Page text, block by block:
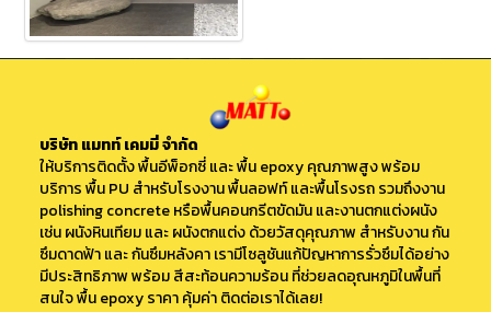
บริษัท แมทท์ เคมมี่ จำกัด
ให้บริการติดตั้งพื้นอีพ็อกซี่และ พื้น epoxy คุณภาพสูง พร้อม
บริการพื้น PU สำหรับโรงงาน พื้นลอฟท์ และพื้นโรงรถ รวมถึงงาน
polishing concreteหรือพื้นคอนกรีตขัดมัน และงานตกแต่งผนัง
เช่นผนังหินเทียมและ ผนังตกแต่ง ด้วยวัสดุคุณภาพ สำหรับงานกัน
ซึมดาดฟ้าและกันซึมหลังคาเรามีโซลูชันแก้ปัญหาการรั่วซึมได้อย่าง
มีประสิทธิภาพ พร้อม สีสะท้อนความร้อน ที่ช่วยลดอุณหภูมิในพื้นที่
สนใจ พื้น epoxy ราคา คุ้มค่า ติดต่อเราได้เลย!